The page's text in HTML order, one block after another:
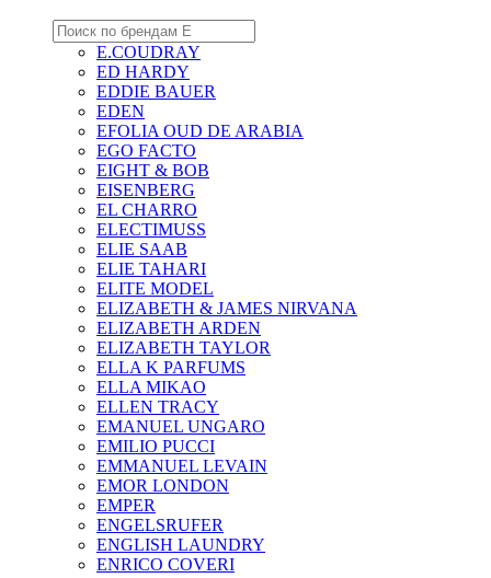
E.COUDRAY
ED HARDY
EDDIE BAUER
EDEN
EFOLIA OUD DE ARABIA
EGO FACTO
EIGHT & BOB
EISENBERG
EL CHARRO
ELECTIMUSS
ELIE SAAB
ELIE TAHARI
ELITE MODEL
ELIZABETH & JAMES NIRVANA
ELIZABETH ARDEN
ELIZABETH TAYLOR
ELLA K PARFUMS
ELLA MIKAO
ELLEN TRACY
EMANUEL UNGARO
EMILIO PUCCI
EMMANUEL LEVAIN
EMOR LONDON
EMPER
ENGELSRUFER
ENGLISH LAUNDRY
ENRICO COVERI